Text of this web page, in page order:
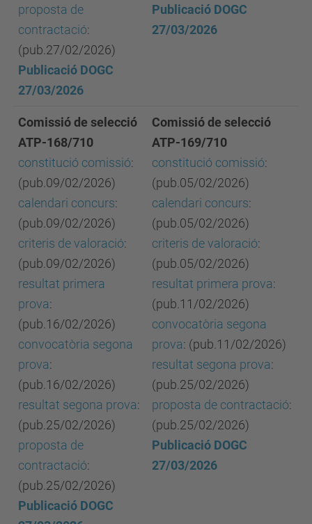
proposta de
contractació:
(pub.27/02/2026)
Publicació DOGC
27/03/2026
Publicació DOGC
27/03/2026
Comissió de selecció
ATP-168/710
constitució comissió:
(pub.09/02/2026)
calendari concurs:
(pub.09/02/2026)
criteris de valoració:
(pub.09/02/2026)
resultat primera
prova:
(pub.16/02/2026)
convocatòria segona
prova:
(pub.16/02/2026)
resultat segona prova:
(pub.25/02/2026)
proposta de
contractació:
(pub.25/02/2026)
Publicació DOGC
Comissió de selecció
ATP-169/710
constitució comissió:
(pub.05/02/2026)
calendari concurs:
(pub.05/02/2026)
criteris de valoració:
(pub.05/02/2026)
resultat primera prova:
(pub.11/02/2026)
convocatòria segona
prova: (pub.11/02/2026)
resultat segona prova:
(pub.25/02/2026)
proposta de contractació:
(pub.25/02/2026)
Publicació DOGC
27/03/2026